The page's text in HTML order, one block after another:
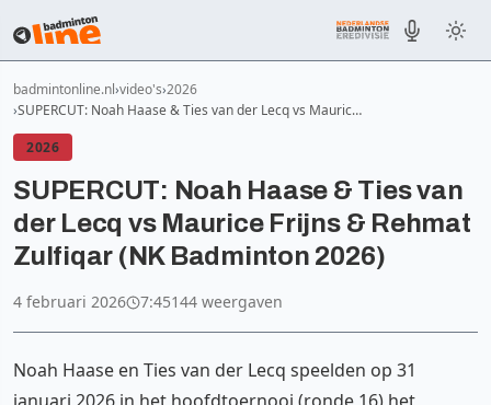
badmintonline.nl video's 2026
SUPERCUT: Noah Haase & Ties van der Lecq vs Mauric…
2026
SUPERCUT: Noah Haase & Ties van
der Lecq vs Maurice Frijns & Rehmat
Zulfiqar (NK Badminton 2026)
4 februari 2026 7:45144 weergaven
Noah Haase en Ties van der Lecq speelden op 31